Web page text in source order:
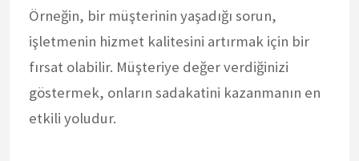
Örneğin, bir müşterinin yaşadığı sorun,
işletmenin hizmet kalitesini artırmak için bir
fırsat olabilir. Müşteriye değer verdiğinizi
göstermek, onların sadakatini kazanmanın en
etkili yoludur.